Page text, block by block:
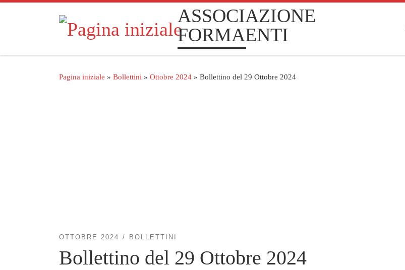
Passa al contenuto
ASSOCIAZIONE
FORMAENTI
Pagina iniziale » Bollettini » Ottobre 2024 » Bollettino del 29 Ottobre 2024
OTTOBRE 2024 BOLLETTINI
Bollettino del 29 Ottobre 2024